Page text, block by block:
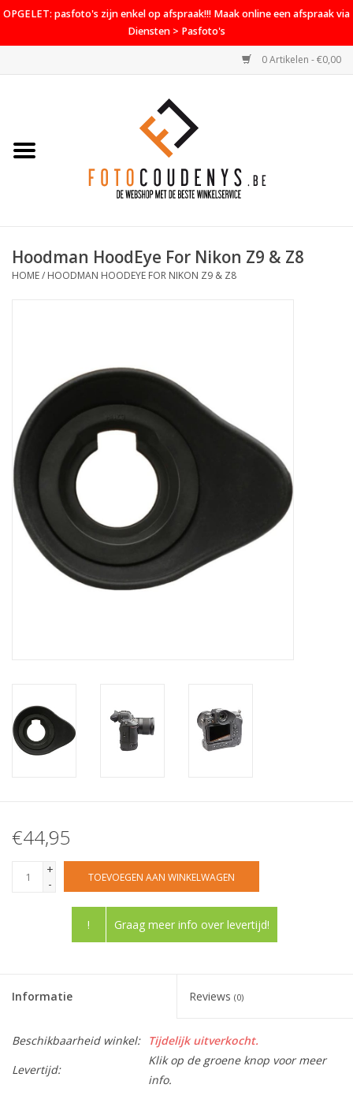
OPGELET: pasfoto's zijn enkel op afspraak!!! Maak online een afspraak via
Diensten > Pasfoto's
0 Artikelen - €0,00
Home
PROMO
Hoodman HoodEye For Nikon Z9 & Z8
HOME/ HOODMAN HOODEYE FOR NIKON Z9 & Z8
€44,95
+
-
TOEVOEGEN AAN WINKELWAGEN
! Graag meer info over levertijd!
Informatie Reviews (0)
Beschikbaarheid winkel:
Tijdelijk uitverkocht.
Levertijd:
Klik op de groene knop voor meer
info.